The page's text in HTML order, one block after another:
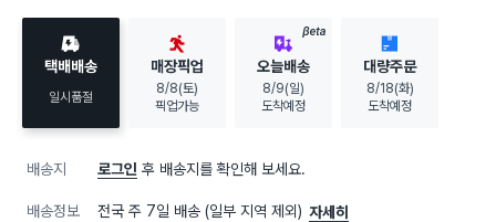
택배배송
일시품절
매장픽업
8/8(토)
픽업가능
BETA
오늘배송
8/9(일)
도착예정
대량주문
8/18(화)
도착예정
배송지 로그인 후 배송지를 확인해 보세요.
배송정보 전국 주 7일 배송 (일부 지역 제외) 자세히